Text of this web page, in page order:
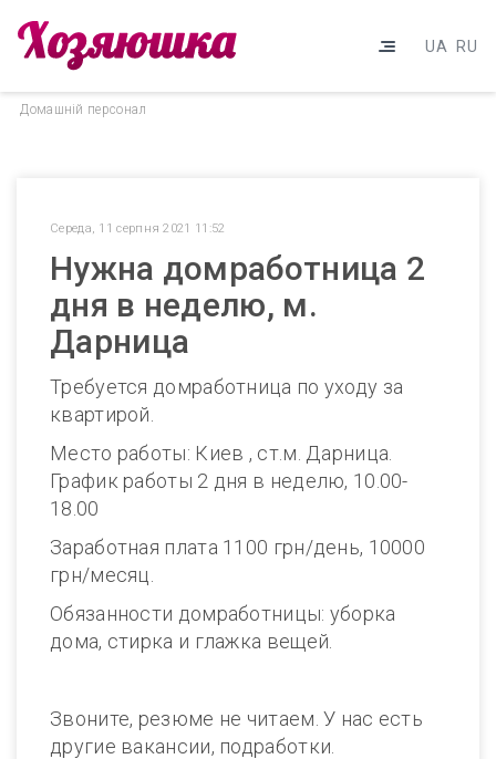
UA RU
Домашнiй персонал
Середа, 11 серпня 2021 11:52
Нужна домработница 2
дня в неделю, м.
Дарница
Требуется домработница по уходу за
квартирой.
Место работы: Киев , ст.м. Дарница.
График работы 2 дня в неделю, 10.00-
18.00
Заработная плата 1100 грн/день, 10000
грн/месяц.
Обязанности домработницы: уборка
дома, стирка и глажка вещей.
Звоните, резюме не читаем. У нас есть
другие вакансии, подработки.